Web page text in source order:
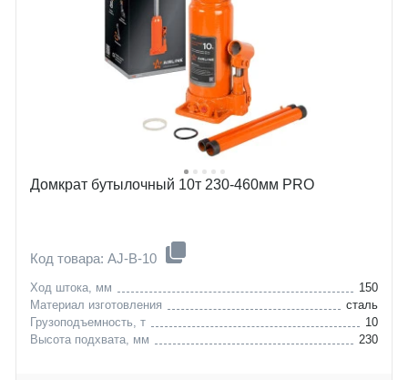
Домкрат бутылочный 10т 230-460мм PRO
Код товара: AJ-B-10
Ход штока, мм
150
Материал изготовления
сталь
Грузоподъемность, т
10
Высота подхвата, мм
230